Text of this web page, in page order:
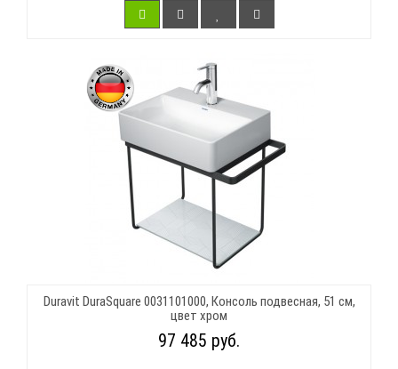
Duravit DuraSquare 0031101000, Консоль подвесная, 51 см,
цвет хром
97 485 руб.